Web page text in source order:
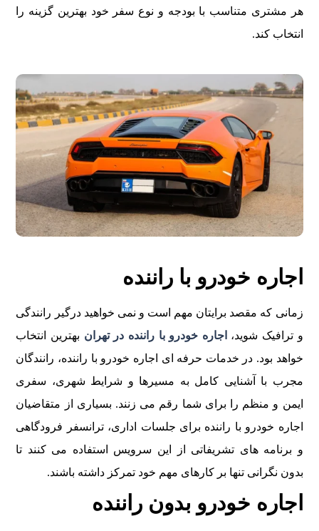
هر مشتری متناسب با بودجه و نوع سفر خود بهترین گزینه را
انتخاب کند.
اجاره خودرو با راننده
زمانی که مقصد برایتان مهم است و نمی خواهید درگیر رانندگی
و ترافیک شوید، اجاره خودرو با راننده در تهران بهترین انتخاب
خواهد بود. در خدمات حرفه ای اجاره خودرو با راننده، رانندگان
مجرب با آشنایی کامل به مسیرها و شرایط شهری، سفری
ایمن و منظم را برای شما رقم می زنند. بسیاری از متقاضیان
اجاره خودرو با راننده برای جلسات اداری، ترانسفر فرودگاهی
و برنامه های تشریفاتی از این سرویس استفاده می کنند تا
بدون نگرانی تنها بر کارهای مهم خود تمرکز داشته باشند.
اجاره خودرو بدون راننده